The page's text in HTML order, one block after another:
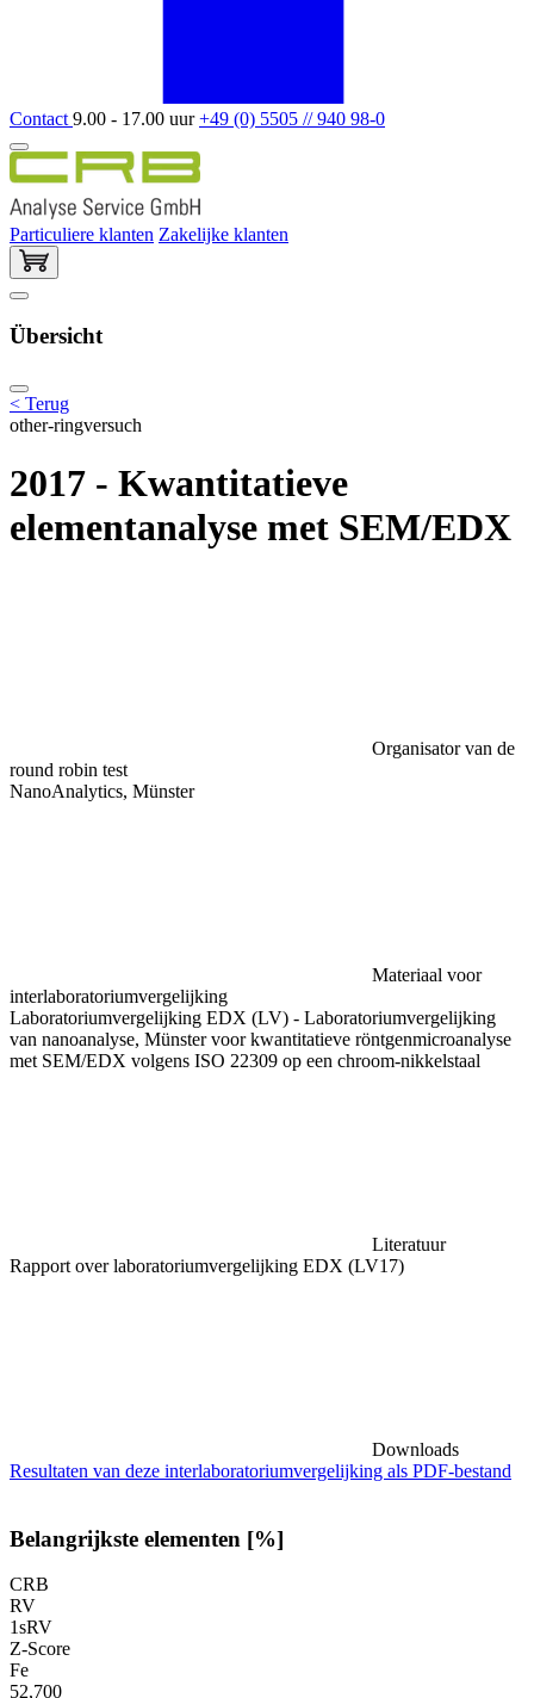
Contact 9.00 - 17.00 uur+49 (0) 5505 // 940 98-0
Particuliere klanten Zakelijke klanten
Übersicht
< Terug
other-ringversuch
2017 - Kwantitatieve
elementanalyse met SEM/EDX
Organisator van de
round robin test
NanoAnalytics, Münster
Materiaal voor
interlaboratoriumvergelijking
Laboratoriumvergelijking EDX (LV) - Laboratoriumvergelijking
van nanoanalyse, Münster voor kwantitatieve röntgenmicroanalyse
met SEM/EDX volgens ISO 22309 op een chroom-nikkelstaal
Literatuur
Rapport over laboratoriumvergelijking EDX (LV17)
Downloads
Resultaten van deze interlaboratoriumvergelijking als PDF-bestand
Belangrijkste elementen [%]
CRB
RV
1sRV
Z-Score
Fe
52,700